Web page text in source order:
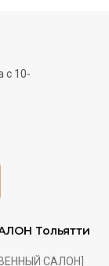
Тольятти
САЛОН]
с 10-